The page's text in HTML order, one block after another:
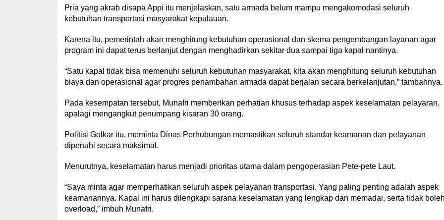
Pria yang akrab disapa Appi itu menjelaskan, satu armada belum mampu mengakomodasi seluruh
kebutuhan transportasi masyarakat kepulauan.
Karena itu, pemerintah akan menghitung kebutuhan operasional dan skema pengembangan layanan agar
program ini dapat terus berlanjut dengan menghadirkan sekitar dua sampai tiga kapal nantinya.
“Satu kapal tidak bisa memenuhi seluruh kebutuhan masyarakat, kita akan menghitung seluruh kebutuhan
biaya dan operasional agar progres penambahan armada dapat berjalan secara berkelanjutan,” tambahnya.
Pada kesempatan tersebut, Munafri memberikan perhatian khusus terhadap aspek keselamatan pelayaran,
apalagi mengangkut penumpang kisaran 30 orang.
Politisi Golkar itu, meminta Dinas Perhubungan memastikan seluruh standar keamanan dan pelayanan
dipenuhi secara maksimal.
Menurutnya, keselamatan harus menjadi prioritas utama dalam pengoperasian Pete-pete Laut.
“Saya minta agar memperhatikan seluruh aspek pelayanan transportasi. Yang paling penting adalah aspek
keamanannya. Kapal ini harus dilengkapi sarana keselamatan yang lengkap dan memadai, serta tidak
overload,” imbuh Munafri.